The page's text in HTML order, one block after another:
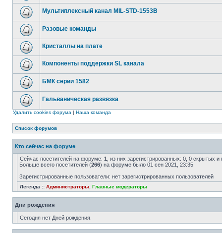
Мультиплексный канал MIL-STD-1553B
Разовые команды
Кристаллы на плате
Компоненты поддержки SL канала
БМК серии 1582
Гальваническая развязка
Удалить cookies форума | Наша команда
Список форумов
Кто сейчас на форуме
Сейчас посетителей на форуме: 1 , из них зарегистрированных: 0, 0 скрытых
Больше всего посетителей (266) на форуме было 01 сен 2021, 23:35
Зарегистрированные пользователи: нет зарегистрированных пользователей
Легенда :: Администраторы Главные модераторы
Дни рождения
Сегодня нет Дней рождения.